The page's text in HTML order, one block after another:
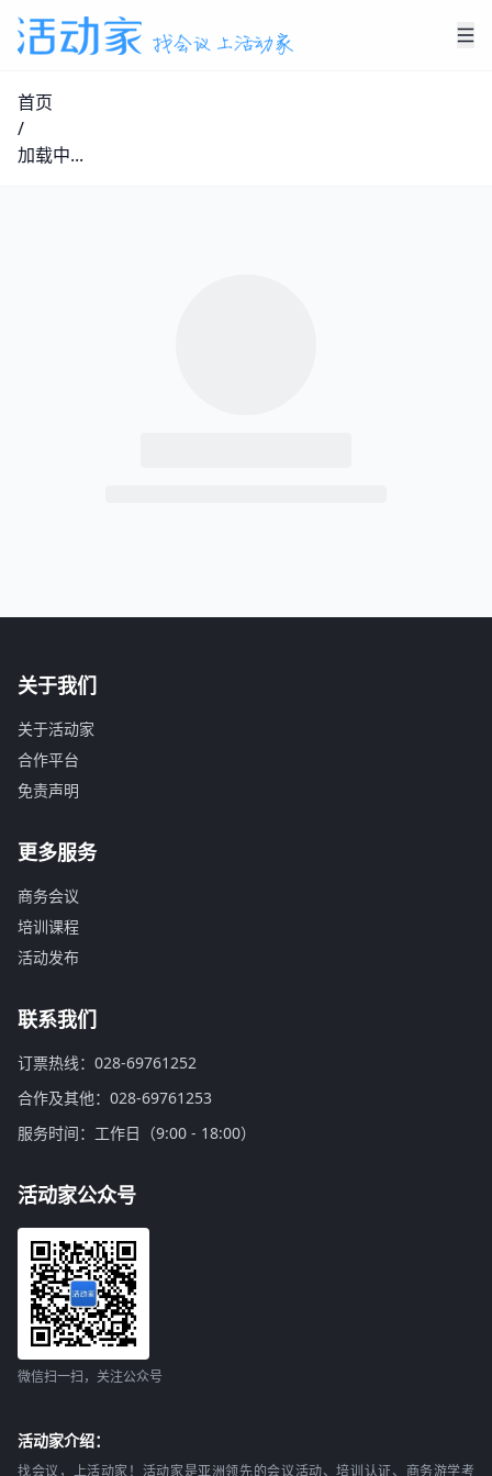
首页
/
加载中...
关于我们
关于活动家
合作平台
免责声明
更多服务
商务会议
培训课程
活动发布
联系我们
订票热线：028-69761252
合作及其他：028-69761253
服务时间：工作日（9:00 - 18:00）
活动家公众号
微信扫一扫，关注公众号
活动家介绍：
找会议，上活动家！活动家是亚洲领先的会议活动、培训认证、商务游学考